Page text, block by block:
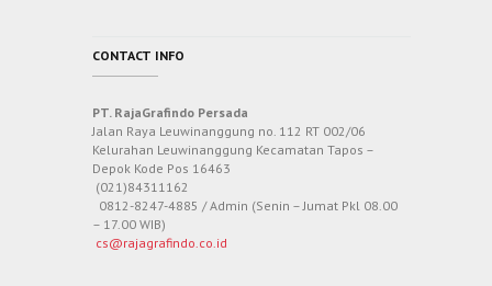
CONTACT INFO
PT. RajaGrafindo Persada
Jalan Raya Leuwinanggung no. 112 RT 002/06
Kelurahan Leuwinanggung Kecamatan Tapos –
Depok Kode Pos 16463
(021)84311162
0812-8247-4885 / Admin (Senin – Jumat Pkl 08.00
– 17.00 WIB)
cs@rajagrafindo.co.id